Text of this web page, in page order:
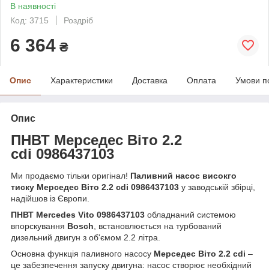
В наявності
Код: 3715
Роздріб
6 364 ₴
Опис Характеристики Доставка Оплата Умови
Опис
ПНВТ Мерседес Віто 2.2
cdi 0986437103
Ми продаємо тільки оригінал! Паливний насос високго
тиску Мерседес Віто 2.2 cdi 0986437103 у заводській збірці,
надійшов із Європи.
ПНВТ Mercedes Vito 0986437103 обладнаний системою
впорскування Bosch, встановлюється на турбований
дизельний двигун з об'ємом 2.2 літра.
Основна функція паливного насосу Мерседес Віто 2.2 cdi –
це забезпечення запуску двигуна: насос створює необхідний